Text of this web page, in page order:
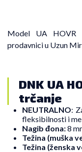
Model UA HOVR
prodavnici u Uzun
DNK UA
trčanje
NEUTRALNO:
fleksibilnosti i
Nagib đona:8
Težina (muška
Težina (ženska